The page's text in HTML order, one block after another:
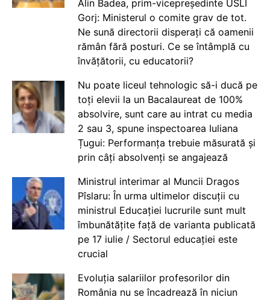
Alin Badea, prim-vicepreședinte USLI
Gorj: Ministerul o comite grav de tot.
Ne sună directorii disperați că oamenii
rămân fără posturi. Ce se întâmplă cu
învățătorii, cu educatorii?
Nu poate liceul tehnologic să-i ducă pe
toți elevii la un Bacalaureat de 100%
absolvire, sunt care au intrat cu media
2 sau 3, spune inspectoarea Iuliana
Țugui: Performanța trebuie măsurată și
prin câți absolvenți se angajează
Ministrul interimar al Muncii Dragos
Pîslaru: În urma ultimelor discuții cu
ministrul Educației lucrurile sunt mult
îmbunătățite față de varianta publicată
pe 17 iulie / Sectorul educației este
crucial
Evoluția salariilor profesorilor din
România nu se încadrează în niciun